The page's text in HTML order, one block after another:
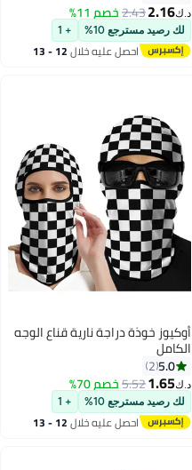
الحديقة والتخييم مناسبة للفناء
والحديقة ومظلة الشمس
د.ك‏2.16
2.43خصم 11%
لك رصيد مسترجع 10% + 1
احصل عليه خلال 12 - 13
اغسطس
أوكيوز خوذة دراجة نارية قناع الوجه
الكامل
5.0
2
د.ك‏1.65
5.52خصم 70%
لك رصيد مسترجع 10% + 1
احصل عليه خلال 12 - 13